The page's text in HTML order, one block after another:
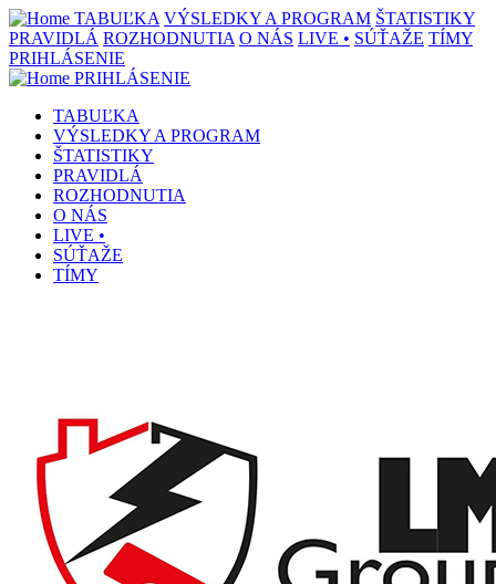
TABUĽKA VÝSLEDKY A PROGRAM ŠTATISTIKY
PRAVIDLÁ ROZHODNUTIA O NÁS LIVE • SÚŤAŽE TÍMY
PRIHLÁSENIE
PRIHLÁSENIE
TABUĽKA
VÝSLEDKY A PROGRAM
ŠTATISTIKY
PRAVIDLÁ
ROZHODNUTIA
O NÁS
LIVE •
SÚŤAŽE
TÍMY